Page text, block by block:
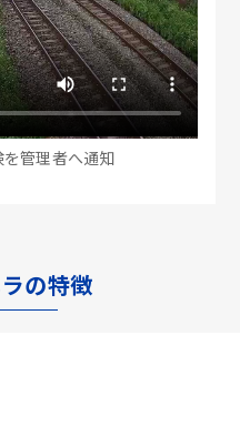
管理者へ通知
の特徴